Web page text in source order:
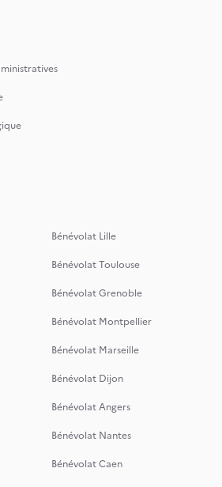
Bénévolat Lille
Bénévolat Toulouse
Bénévolat Grenoble
Bénévolat Montpellier
Bénévolat Marseille
Bénévolat Dijon
Bénévolat Angers
Bénévolat Nantes
Bénévolat Caen